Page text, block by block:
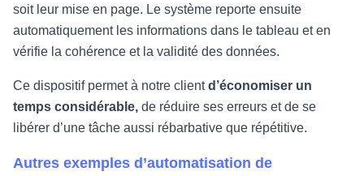
soit leur mise en page. Le système reporte ensuite
automatiquement les informations dans le tableau et en
vérifie la cohérence et la validité des données.
Ce dispositif permet à notre clientd’économiser un
temps considérable, de réduire ses erreurs et de se
libérer d’une tâche aussi rébarbative que répétitive.
Autres exemples d’automatisation de